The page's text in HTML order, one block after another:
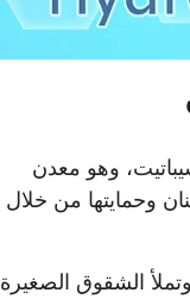
وهو معدن
وحمايتها من خلال
الشقوق الصغيرة